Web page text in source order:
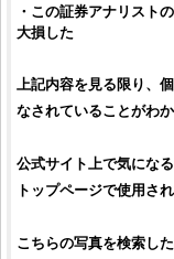
・この証券アナリスト
大損した
上記内容を見る限り、
なされていることがわか
公式サイト上で気になる
トップページで使用さ
こちらの写真を検索した